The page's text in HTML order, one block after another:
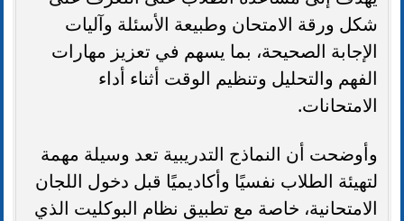
شكل ورقة الامتحان وطبيعة الأسئلة وآليات
الإجابة الصحيحة، بما يسهم في تعزيز مهارات
الفهم والتحليل وتنظيم الوقت أثناء أداء
الامتحانات.
وأوضحت أن النماذج التدريبية تعد وسيلة مهمة
لتهيئة الطلاب نفسيًا وأكاديميًا قبل دخول اللجان
الامتحانية، خاصة مع تطبيق نظام البوكليت الذي